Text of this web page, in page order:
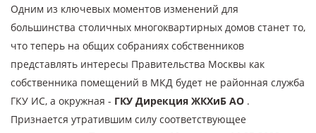
Одним из ключевых моментов изменений для
большинства столичных многоквартирных домов станет то,
что теперь на общих собраниях собственников
представлять интересы Правительства Москвы как
собственника помещений в МКД будет не районная служба
ГКУ ИС, а окружная - ГКУ Дирекция ЖКХиБ АО .
Признается утратившим силу соответствующее